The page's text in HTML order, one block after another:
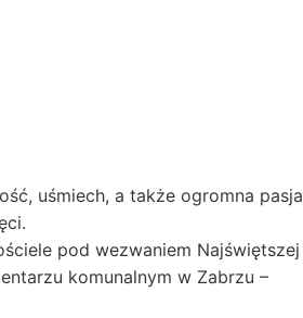
uśmiech, a także ogromna pasja
pod wezwaniem Najświętszej
komunalnym w Zabrzu –